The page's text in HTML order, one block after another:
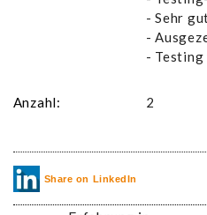
- Sehr
-
-
Anzahl: 2
Share on LinkedIn